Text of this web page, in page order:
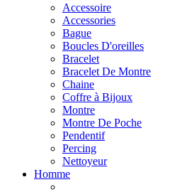
Accessoire
Accessories
Bague
Boucles D'oreilles
Bracelet
Bracelet De Montre
Chaine
Coffre à Bijoux
Montre
Montre De Poche
Pendentif
Percing
Nettoyeur
Homme